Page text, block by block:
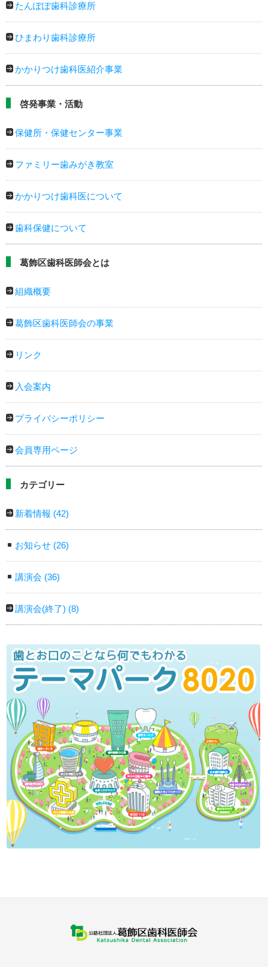
たんぽぽ歯科診療所
ひまわり歯科診療所
かかりつけ歯科医紹介事業
啓発事業・活動
保健所・保健センター事業
ファミリー歯みがき教室
かかりつけ歯科医について
歯科保健について
葛飾区歯科医師会とは
組織概要
葛飾区歯科医師会の事業
リンク
入会案内
プライバシーポリシー
会員専用ページ
カテゴリー
新着情報 (42)
お知らせ (26)
講演会 (36)
講演会(終了) (8)